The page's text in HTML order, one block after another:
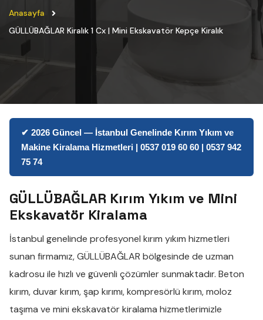
Anasayfa
GÜLLÜBAĞLAR Kiralık 1 Cx | Mini Ekskavatör Kepçe Kiralık
✔ 2026 Güncel — İstanbul Genelinde Kırım Yıkım ve
Makine Kiralama Hizmetleri | 0537 019 60 60 | 0537 942
75 74
GÜLLÜBAĞLAR Kırım Yıkım ve Mini
Ekskavatör Kiralama
İstanbul genelinde profesyonel kırım yıkım hizmetleri
sunan firmamız,GÜLLÜBAĞLAR bölgesinde de uzman
kadrosu ile hızlı ve güvenli çözümler sunmaktadır. Beton
kırım,duvar kırım,şap kırımı,kompresörlü kırım,moloz
taşıma ve mini ekskavatör kiralama hizmetlerimizle